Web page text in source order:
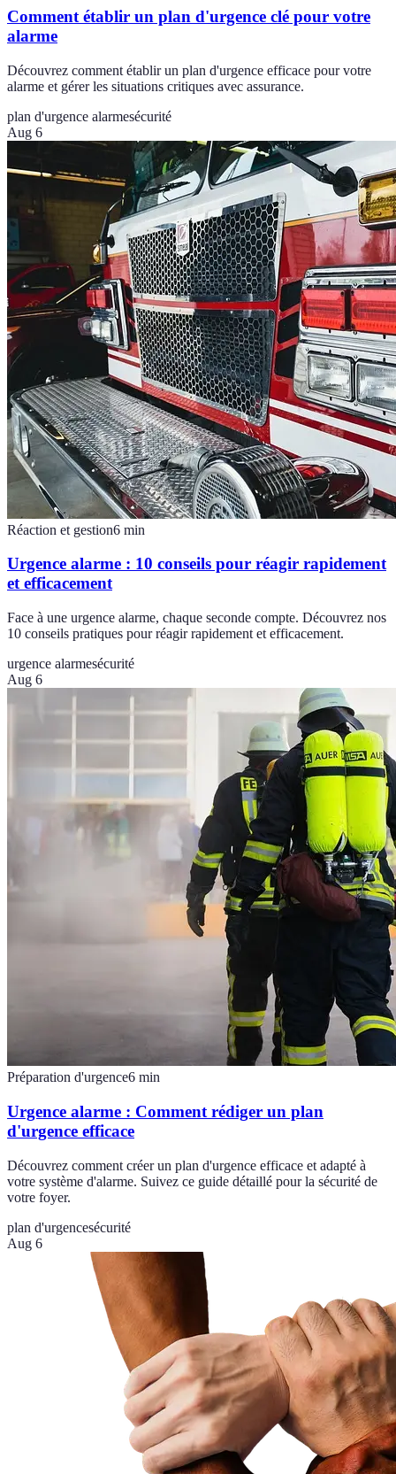
Comment établir un plan d'urgence clé pour votre
alarme
Découvrez comment établir un plan d'urgence efficace pour votre
alarme et gérer les situations critiques avec assurance.
plan d'urgence alarmesécurité
Aug 6
Réaction et gestion6 min
Urgence alarme : 10 conseils pour réagir rapidement
et efficacement
Face à une urgence alarme, chaque seconde compte. Découvrez nos
10 conseils pratiques pour réagir rapidement et efficacement.
urgence alarmesécurité
Aug 6
Préparation d'urgence6 min
Urgence alarme : Comment rédiger un plan
d'urgence efficace
Découvrez comment créer un plan d'urgence efficace et adapté à
votre système d'alarme. Suivez ce guide détaillé pour la sécurité de
votre foyer.
plan d'urgencesécurité
Aug 6